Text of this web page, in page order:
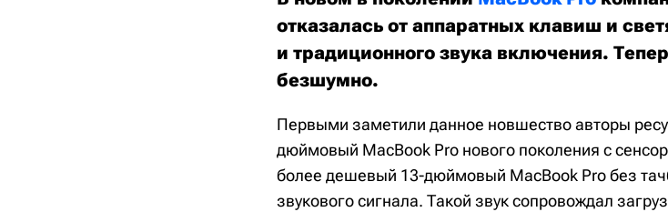
отказалась от аппаратных клавиш и
и традиционного звука включения.
безшумно.
Первыми заметили данное новшество авторы
дюймовый MacBook Pro нового поколения с
более дешевый 13-дюймовый MacBook Pro без
звукового сигнала. Такой звук сопровождал